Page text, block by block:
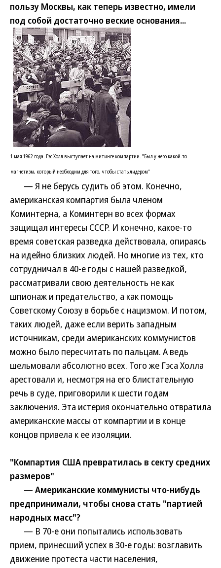
пользу Москвы, как теперь известно, имели
под собой достаточно веские основания...
1 мая 1962 года. Гэс Холл выступает на митинге компартии. "Был у него какой-то
магнетизм, который необходим для того, чтобы стать лидером"
— Я не берусь судить об этом. Конечно,
американская компартия была членом
Коминтерна, а Коминтерн во всех формах
защищал интересы СССР. И конечно, какое-то
время советская разведка действовала, опираясь
на идейно близких людей. Но многие из тех, кто
сотрудничал в 40-е годы с нашей разведкой,
рассматривали свою деятельность не как
шпионаж и предательство, а как помощь
Советскому Союзу в борьбе с нацизмом. И потом,
таких людей, даже если верить западным
источникам, среди американских коммунистов
можно было пересчитать по пальцам. А ведь
шельмовали абсолютно всех. Того же Гэса Холла
арестовали и, несмотря на его блистательную
речь в суде, приговорили к шести годам
заключения. Эта истерия окончательно отвратила
американские массы от компартии и в конце
концов привела к ее изоляции.
"Компартия США превратилась в секту средних
размеров"
— Американские коммунисты что-нибудь
предпринимали, чтобы снова стать "партией
народных масс"?
— В 70-е они попытались использовать
прием, принесший успех в 30-е годы: возглавить
движение протеста части населения,